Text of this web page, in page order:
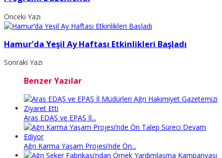
Önceki Yazı
Hamur’da Yeşil Ay Haftası Etkinlikleri Başladı
Sonraki Yazı
Benzer Yazılar
Aras EDAŞ ve EPAŞ İl...
Ağrı Karma Yaşam Projesi’nde Ön...